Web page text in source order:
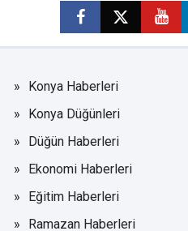
Konya Haberleri
Konya Düğünleri
Düğün Haberleri
Ekonomi Haberleri
Eğitim Haberleri
Ramazan Haberleri